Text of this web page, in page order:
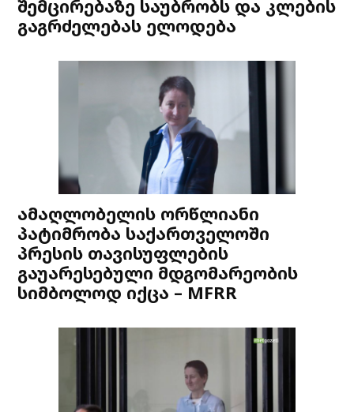
შემცირებაზე საუბრობს და კლების
გაგრძელებას ელოდება
ამაღლობელის ორწლიანი
პატიმრობა საქართველოში
პრესის თავისუფლების
გაუარესებული მდგომარეობის
სიმბოლოდ იქცა – MFRR